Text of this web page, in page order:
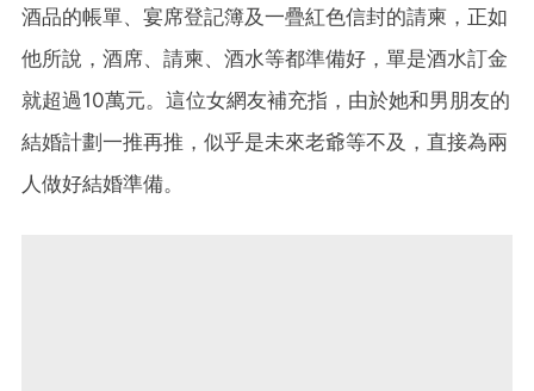
酒品的帳單、宴席登記簿及一疊紅色信封的請柬，正如
他所說，酒席、請柬、酒水等都準備好，單是酒水訂金
就超過10萬元。這位女網友補充指，由於她和男朋友的
結婚計劃一推再推，似乎是未來老爺等不及，直接為兩
人做好結婚準備。